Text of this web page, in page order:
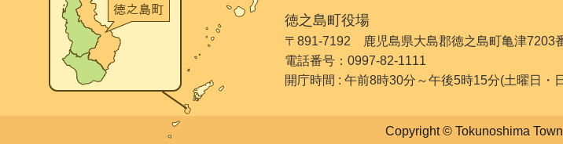
徳之島町役場
〒891-7192 鹿児島県大島郡徳之島町亀津7203
電話番号：0997-82-1111
開庁時間 : 午前8時30分～午後5時15分(土曜日
Copyright © Tokunoshima